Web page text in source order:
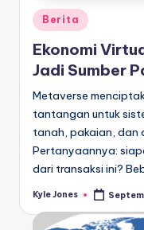
Posted
in
Berita
Ekonomi
Jadi Sumber
Metaverse
tantangan untuk
tanah, pakaian, dan
Pertanyaannya:
dari transaksi ini?
Posted
Kyle Jones